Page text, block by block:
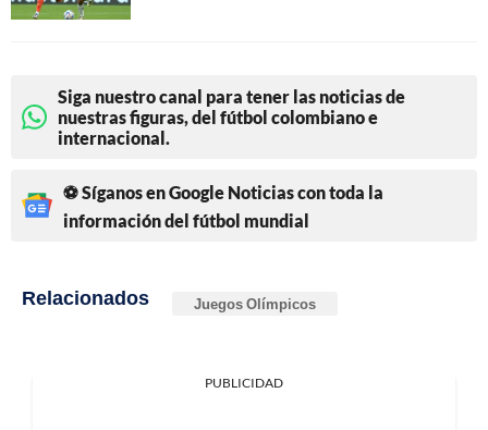
Siga nuestro canal para tener las noticias de
nuestras figuras, del fútbol colombiano e
internacional.
⚽ Síganos en Google Noticias con toda la
información del fútbol mundial
Relacionados Juegos Olímpicos
PUBLICIDAD